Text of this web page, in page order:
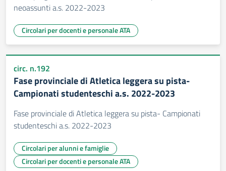
neoassunti a.s. 2022-2023
Circolari per docenti e personale ATA
circ. n.192
Fase provinciale di Atletica leggera su pista-
Campionati studenteschi a.s. 2022-2023
Fase provinciale di Atletica leggera su pista- Campionati
studenteschi a.s. 2022-2023
Circolari per alunni e famiglie
Circolari per docenti e personale ATA